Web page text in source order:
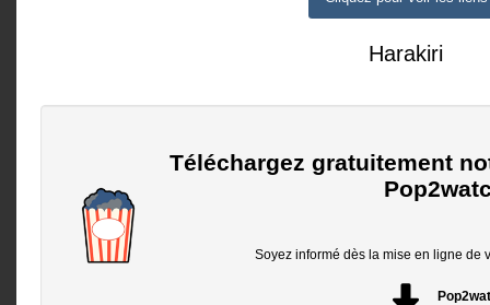
Harakiri
Téléchargez gratuitement
Soyez informé dès la mise en ligne de